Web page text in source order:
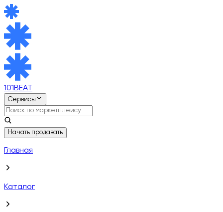
101BEAT
Сервисы
Начать продавать
Главная
Каталог